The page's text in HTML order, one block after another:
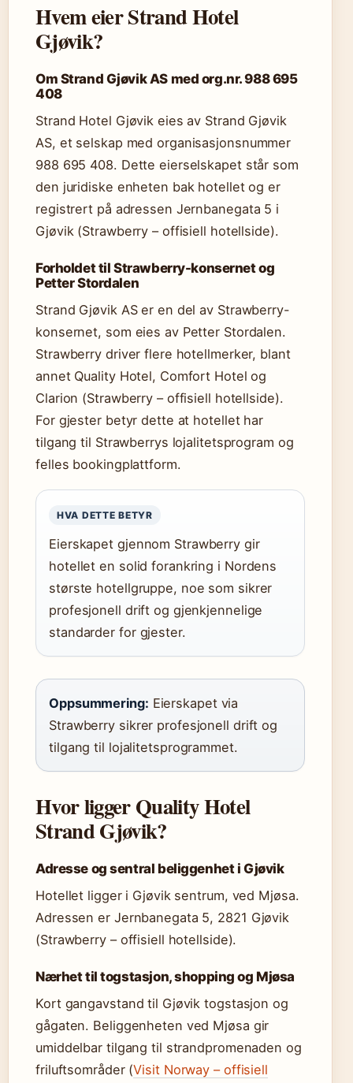
Hvem eier Strand Hotel
Gjøvik?
Om Strand Gjøvik AS med org.nr. 988 695
408
Strand Hotel Gjøvik eies av Strand Gjøvik
AS, et selskap med organisasjonsnummer
988 695 408. Dette eierselskapet står som
den juridiske enheten bak hotellet og er
registrert på adressen Jernbanegata 5 i
Gjøvik (Strawberry – offisiell hotellside).
Forholdet til Strawberry-konsernet og
Petter Stordalen
Strand Gjøvik AS er en del av Strawberry-
konsernet, som eies av Petter Stordalen.
Strawberry driver flere hotellmerker, blant
annet Quality Hotel, Comfort Hotel og
Clarion (Strawberry – offisiell hotellside).
For gjester betyr dette at hotellet har
tilgang til Strawberrys lojalitetsprogram og
felles bookingplattform.
HVA DETTE BETYR
Eierskapet gjennom Strawberry gir
hotellet en solid forankring i Nordens
største hotellgruppe, noe som sikrer
profesjonell drift og gjenkjennelige
standarder for gjester.
Oppsummering: Eierskapet via
Strawberry sikrer profesjonell drift og
tilgang til lojalitetsprogrammet.
Hvor ligger Quality Hotel
Strand Gjøvik?
Adresse og sentral beliggenhet i Gjøvik
Hotellet ligger i Gjøvik sentrum, ved Mjøsa.
Adressen er Jernbanegata 5, 2821 Gjøvik
(Strawberry – offisiell hotellside).
Nærhet til togstasjon, shopping og Mjøsa
Kort gangavstand til Gjøvik togstasjon og
gågaten. Beliggenheten ved Mjøsa gir
umiddelbar tilgang til strandpromenaden og
friluftsområder (Visit Norway – offisiell